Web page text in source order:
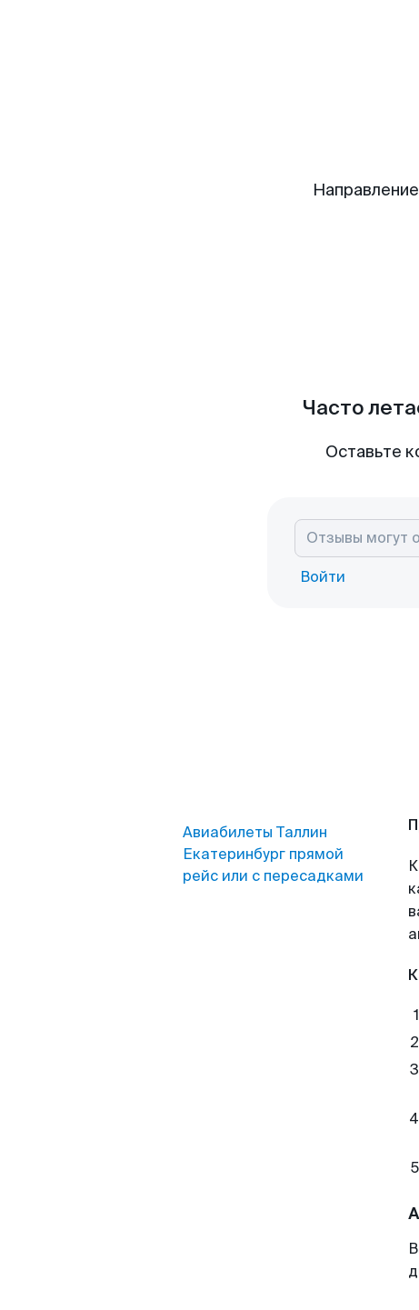
Часто
Оставьте
Войти
Авиабилеты Таллин
Екатеринбург прямой
рейс или с пересадками